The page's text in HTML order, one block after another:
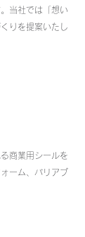
当社では「想い
りを提案いたし
商業用シールを
ーム、バリアブ